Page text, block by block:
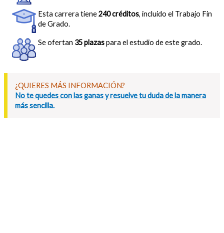
Esta carrera tiene240 créditos, incluido el Trabajo Fin
de Grado.
Se ofertan 35 plazaspara el estudio de este grado.
¿QUIERES MÁS INFORMACIÓN?
No te quedes con las ganas y resuelve tu duda de la manera
más sencilla.